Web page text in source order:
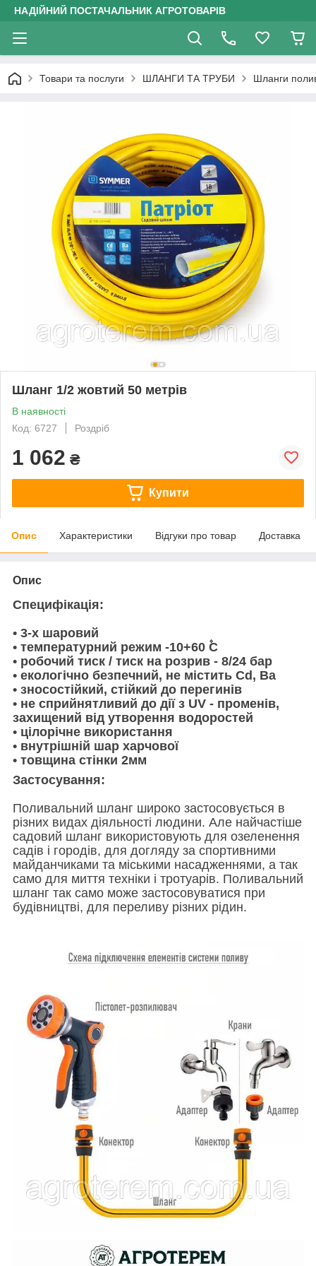
НАДІЙНИЙ ПОСТАЧАЛЬНИК АГРОТОВАРІВ
Товари та послуги ШЛАНГИ ТА ТРУБИ Шланги
Шланг 1/2 жовтий 50 метрів
В наявності
Код: 6727
Роздріб
1 062 ₴
Купити
Опис Характеристики Відгуки про товар Доставка
Опис
Специфікація:
• 3-х шаровий
• температурний режим -10+60 ۫C
• робочий тиск / тиск на розрив - 8/24 бар
• екологічно безпечний, не містить Cd, Ba
• зносостійкий, стійкий до перегинів
• не сприйнятливий до дії з UV - променів,
захищений від утворення водоростей
• цілорічне використання
• внутрішній шар харчової
• товщина стінки 2мм
Застосування:
Поливальний шланг широко застосовується в
різних видах діяльності людини. Але найчастіше
садовий шланг використовують для озеленення
садів і городів, для догляду за спортивними
майданчиками та міськими насадженнями, а так
само для миття техніки і тротуарів. Поливальний
шланг так само може застосовуватися при
будівництві, для переливу різних рідин.